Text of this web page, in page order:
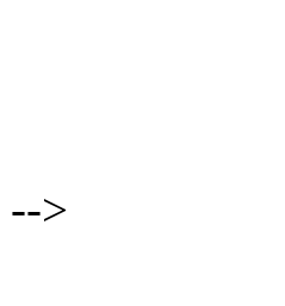
-->